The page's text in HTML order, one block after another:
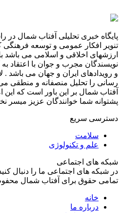
پایگاه خبری تحلیلی آفتاب شمال
تنویر افکار عمومی و توسعه فرهنگی
ارزشهای اخلاقی و اسلامی می باشد
نویسندگان مجرب و جوان با اعتقاد به
و رویدادهای ایران و جهان می باشد .
رسانی را تحلیل منصفانه و منطقی می
آفتاب شمال بر این باور است که
پشتوانه شما خوانندگان عزیز میسر
دسترسی سریع
سلامت
علم و تکنولوژی
شبکه های اجتماعی
در شبکه های اجتماعی ما را دنبال
تمامی حقوق برای آفتاب شمال
خانه
درباره ما